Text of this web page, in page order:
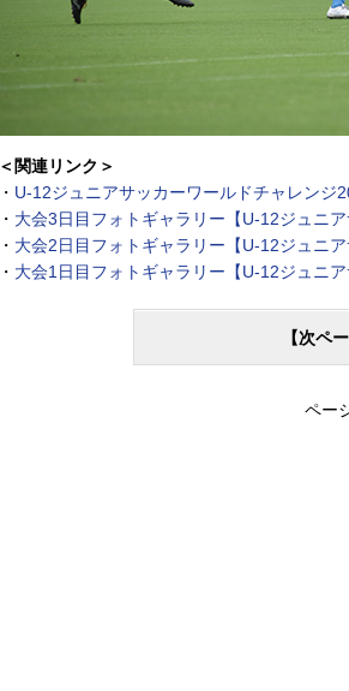
＜関連リンク＞
・ U-12ジュニアサッカーワールドチャレンジ
・ 大会3日目フォトギャラリー【U-12ジュニ
・ 大会2日目フォトギャラリー【U-12ジュニ
・ 大会1日目フォトギャラリー【U-12ジュニ
【次ペー
ペー